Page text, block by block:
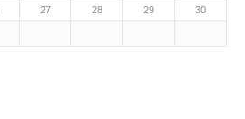
27 28 29 30